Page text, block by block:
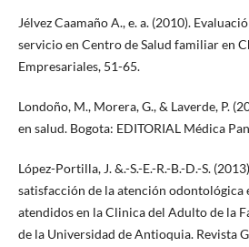
Jélvez Caamaño A., e. a. (2010).
servicio en Centro de Salud familiar en
Empresariales, 51-65.
Londoño, M., Morera, G., & Laverde, P.
en salud. Bogota: EDITORIAL Médica
López-Portilla, J. &.-S.-E.-R.-B.-D.-S.
satisfacción de la atención odontológica
atendidos en la Clinica del Adulto de la
de la Universidad de Antioquia. Revista